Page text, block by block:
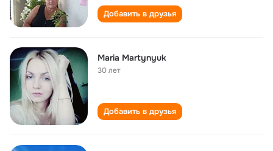
Добавить в друзья
Maria Martynyuk
30 лет
Добавить в друзья